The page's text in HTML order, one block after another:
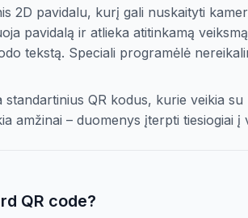
2D pavidalu, kurį gali nuskaityti
pavidalą ir atlieka atitinkamą
tekstą. Speciali programėlė
QR kodus, kurie veikia
amžinai – duomenys įterpti tiesiogiai į
QR code?